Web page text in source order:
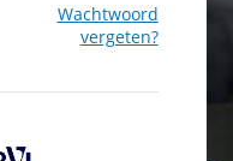
Wachtwoord
vergeten?